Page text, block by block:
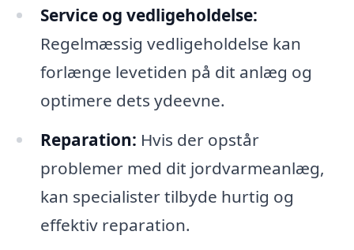
Service og vedligeholdelse:
Regelmæssig vedligeholdelse kan
forlænge levetiden på dit anlæg og
optimere dets ydeevne.
Reparation: Hvis der opstår
problemer med dit jordvarmeanlæg,
kan specialister tilbyde hurtig og
effektiv reparation.